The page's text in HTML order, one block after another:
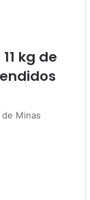
kg de
Minas